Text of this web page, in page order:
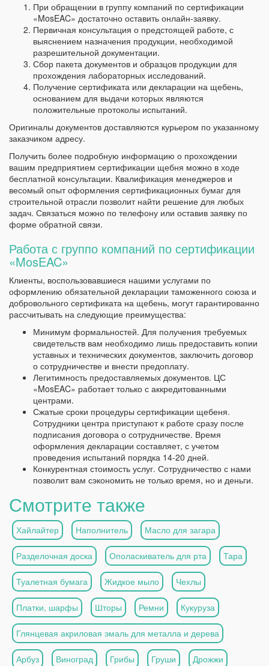
При обращении в группу компаний по сертификации
«MosEAC» достаточно оставить онлайн-заявку.
Первичная консультация о предстоящей работе, с
выяснением назначения продукции, необходимой
разрешительной документации.
Сбор пакета документов и образцов продукции для
прохождения лабораторных исследований.
Получение сертификата или декларации на щебень,
основанием для выдачи которых являются
положительные протоколы испытаний.
Оригиналы документов доставляются курьером по указанному
заказчиком адресу.
Получить более подробную информацию о прохождении
вашим предприятием сертификации щебня можно в ходе
бесплатной консультации. Квалификация менеджеров и
весомый опыт оформления сертификационных бумаг для
строительной отрасли позволит найти решение для любых
задач. Связаться можно по телефону или оставив заявку по
форме обратной связи.
Работа с группо компаний по сертификации
«MosEAC»
Клиенты, воспользовавшиеся нашими услугами по
оформлению обязательной декларации таможенного союза и
добровольного сертификата на щебень, могут гарантированно
рассчитывать на следующие преимущества:
Минимум формальностей. Для получения требуемых
свидетельств вам необходимо лишь предоставить копии
уставных и технических документов, заключить договор
о сотрудничестве и внести предоплату.
Легитимность предоставляемых документов. ЦС
«MosEAC» работает только с аккредитованными
центрами.
Сжатые сроки процедуры сертификации щебеня.
Сотрудники центра приступают к работе сразу после
подписания договора о сотрудничестве. Время
оформления декларации составляет, с учетом
проведения испытаний порядка 14-20 дней.
Конкурентная стоимость услуг. Сотрудничество с нами
позволит вам сэкономить не только время, но и деньги.
Смотрите также
Хайлайтер Наполнитель Масло для загара
Разделочная доска Ополаскиватель для рта Тара
Туалетная бумага Жидкое мыло Чехлы
Платки, шарфы Шторы Ремни Кукуруза
Глянцевая акриловая эмаль для металла и дерева
Арбуз Виноград Грибы Груши Дрожжи